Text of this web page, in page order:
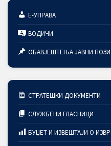
Е-УПРАВА
ВОДИЧИ
ОБАВЈЕШТЕЊА ЈАВНИ
СТРАТЕШКИ ДОКУМЕНТИ
СЛУЖБЕНИ ГЛАСНИЦИ
БУЏЕТ И ИЗВЕШТАЈИ О